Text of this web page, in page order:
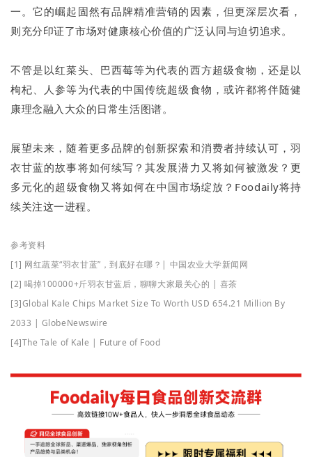
一。它的崛起固然有品牌精准营销的因素，但更深层次看，
则充分印证了市场对健康核心价值的广泛认同与迫切追求。
不管是以红菜头、巴西莓等为代表的西方超级食物，还是以
枸杞、人参等为代表的中国传统超级食物，或许都将伴随健
康理念融入大众的日常生活图谱。
展望未来，随着更多品牌的创新探索和消费者持续认可，羽
衣甘蓝的故事将如何续写？其发展潜力又将如何被激发？更
多元化的超级食物又将如何在中国市场绽放？Foodaily将持
续关注这一进程。
参考资料
[1] 网红蔬菜“羽衣甘蓝”，到底好在哪？| 中国农业大学新闻网
[2] 喝掉100000+斤羽衣甘蓝后，聊聊大家最关心的 | 喜茶
[3]Global Kale Chips Market Size To Worth USD 654.21 Million By
2033 | GlobeNewswire
[4]The Tale of Kale | Future of Food